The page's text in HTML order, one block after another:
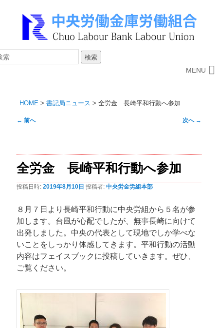
MENU
HOME > 書記局ニュース > 全労金 長崎平和行動へ参加
投
ビ
ゲ
シ
ン
← 前へ 次へ →
全労金 長崎平和行動へ参加
投稿日時:2019年8月10日 投稿者:中央労金労組本部
８月７日より長崎平和行動に中央労組から５名が参
加します。台風が心配でしたが、無事長崎に向けて
出発しました。中央の代表として現地でしか学べな
いことをしっかり体感してきます。平和行動の活動
内容はフェイスブックに投稿していきます。ぜひ、
ご覧ください。